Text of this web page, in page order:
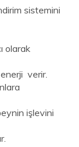
sistemini
olarak
verir.
işlevini